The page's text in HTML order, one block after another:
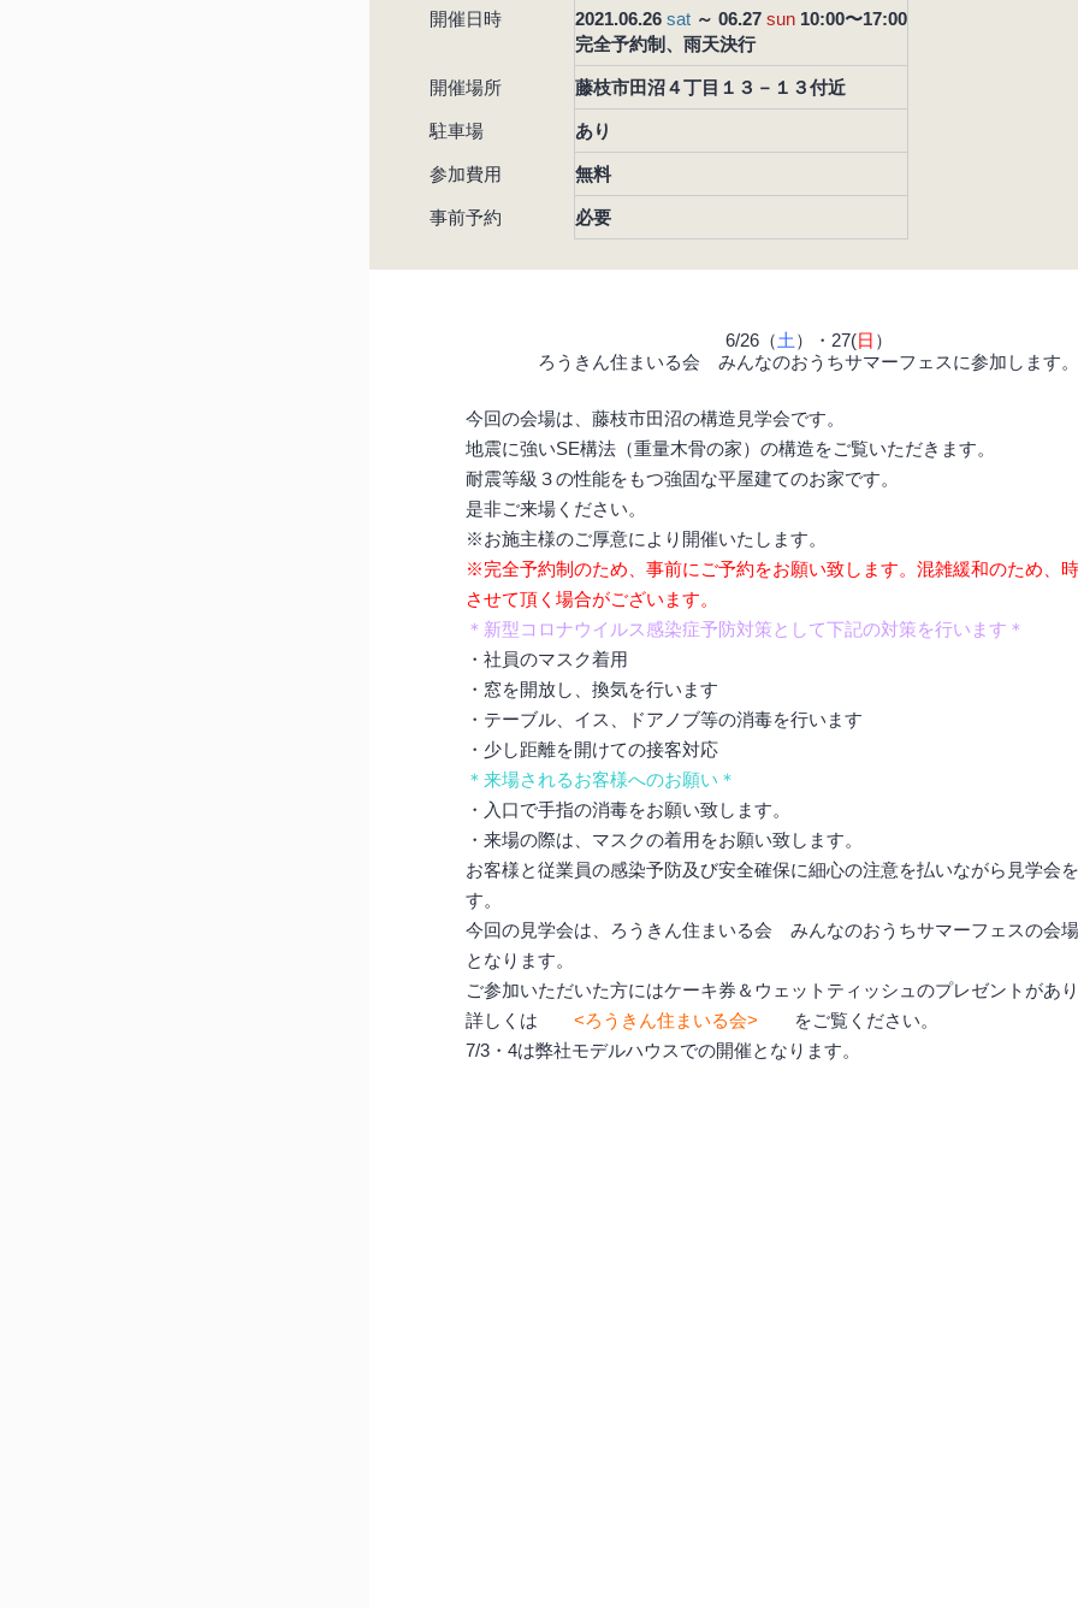
開催日時 2021.06.26 sat ～ 06.27 sun 10:00〜17:00
完全予約制、雨天決行
開催場所 藤枝市田沼４丁目１３－１３付近
駐車場 あり
参加費用 無料
事前予約 必要
6/26（土 ）・27(日 ）
ろうきん住まいる会 みんなのおうちサマーフェスに参加します。
今回の会場は、藤枝市田沼の構造見学会です。
地震に強いSE構法（重量木骨の家）の構造をご覧いただきます。
耐震等級３の性能をもつ強固な平屋建てのお家です。
是非ご来場ください。
※お施主様のご厚意により開催いたします。
※完全予約制のため、事前にご予約をお願い致します。混雑緩和のため、
させて頂く場合がございます。
＊新型コロナウイルス感染症予防対策として下記の対策を行います＊
・社員のマスク着用
・窓を開放し、換気を行います
・テーブル、イス、ドアノブ等の消毒を行います
・少し距離を開けての接客対応
＊来場されるお客様へのお願い＊
・入口で手指の消毒をお願い致します。
・来場の際は、マスクの着用をお願い致します。
お客様と従業員の感染予防及び安全確保に細心の注意を払いながら見学会
す。
今回の見学会は、ろうきん住まいる会 みんなのおうちサマーフェスの会
となります。
ご参加いただいた方にはケーキ券＆ウェットティッシュのプレゼントがあ
詳しくは <ろうきん住まいる会> をご覧ください。
7/3・4は弊社モデルハウスでの開催となります。